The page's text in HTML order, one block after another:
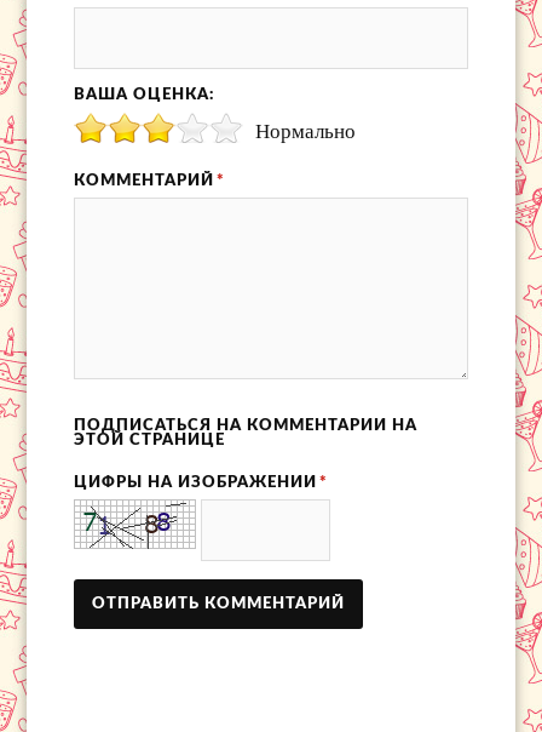
ВАША ОЦЕНКА:
Нормально
КОММЕНТАРИЙ *
ПОДПИСАТЬСЯ НА КОММЕНТАРИИ НА
ЭТОЙ СТРАНИЦЕ
ЦИФРЫ НА ИЗОБРАЖЕНИИ *